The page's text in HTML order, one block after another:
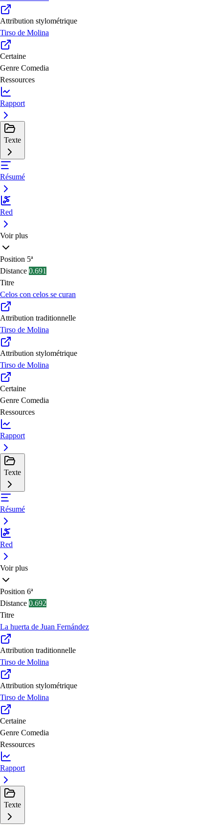
Attribution stylométrique
Tirso de Molina
Certaine
Genre Comedia
Ressources
Rapport
Texte
Résumé
Red
Voir plus
Position 5ª
Distance 0.691
Titre
Celos con celos se curan
Attribution traditionnelle
Tirso de Molina
Attribution stylométrique
Tirso de Molina
Certaine
Genre Comedia
Ressources
Rapport
Texte
Résumé
Red
Voir plus
Position 6ª
Distance 0.692
Titre
La huerta de Juan Fernández
Attribution traditionnelle
Tirso de Molina
Attribution stylométrique
Tirso de Molina
Certaine
Genre Comedia
Ressources
Rapport
Texte